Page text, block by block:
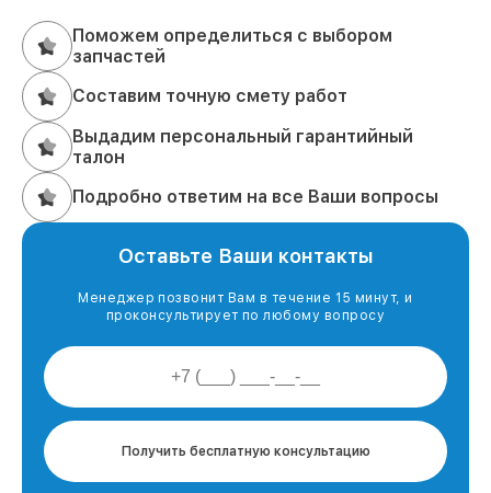
Поможем определиться с выбором
запчастей
Составим точную смету работ
Выдадим персональный гарантийный
талон
Подробно ответим на все Ваши вопросы
Оставьте Ваши контакты
Менеджер позвонит Вам в течение 15 минут, и
проконсультирует по любому вопросу
Получить бесплатную консультацию